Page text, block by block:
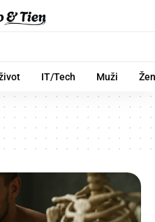
IT/Tech Muži